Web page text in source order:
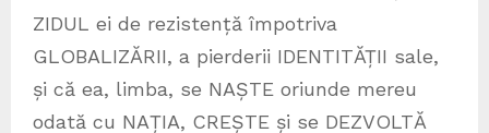
ZIDUL ei de rezistență împotriva
GLOBALIZĂRII, a pierderii IDENTITĂȚII sale,
și că ea, limba, se NAȘTE oriunde mereu
odată cu NAȚIA, CREȘTE și se DEZVOLTĂ